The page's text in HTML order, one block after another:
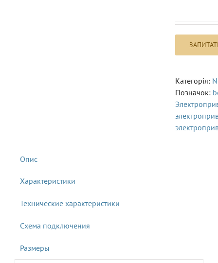
Категорія:
Позначок:
Характеристики
Технические характеристики
Схема подключения
Размеры